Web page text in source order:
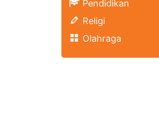
Pendidikan
Religi
Olahraga